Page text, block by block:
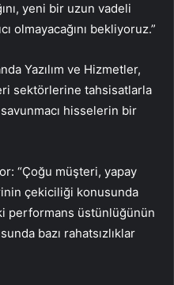
yeni bir uzun vadeli
olmayacağını bekliyoruz.”
Yazılım ve Hizmetler,
sektörlerine tahsisatlarla
hisselerin bir
“Çoğu müşteri, yapay
çekiciliği konusunda
performans üstünlüğünün
bazı rahatsızlıklar